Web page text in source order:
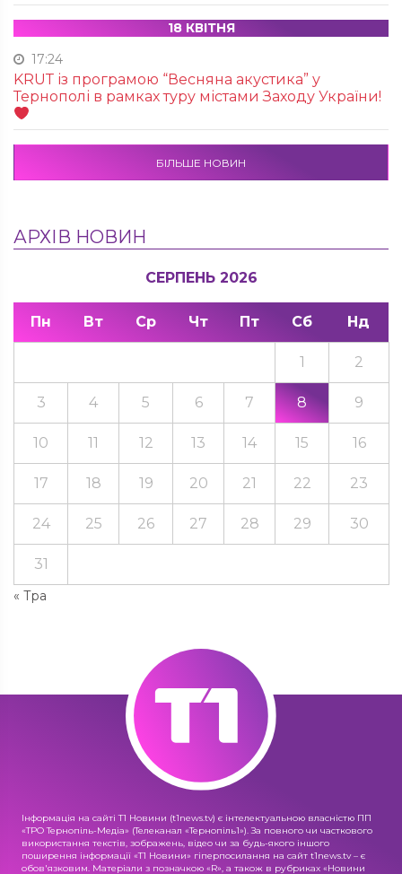
18 КВІТНЯ
17:24
KRUТ із програмою “Весняна акустика” у
Тернополі в рамках туру містами Заходу України!
БІЛЬШЕ НОВИН
АРХІВ НОВИН
СЕРПЕНЬ 2026
Пн Вт Ср Чт Пт Сб Нд
« Тра
1 2
3 4 5 6 7 8 9
10 11 12 13 14 15 16
17 18 19 20 21 22 23
24 25 26 27 28 29 30
31
Інформація на сайті Т1 Новини (t1news.tv) є інтелектуальною власністю ПП
«ТРО Тернопіль-Медіа» (Телеканал «Тернопіль1»). За повного чи часткового
використання текстів, зображень, відео чи за будь-якого іншого
поширення інформації «Т1 Новини» гіперпосилання на сайт t1news.tv – є
обов'язковим. Матеріали з позначкою «R», а також в рубриках «Новини